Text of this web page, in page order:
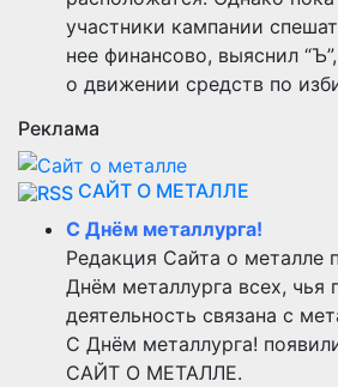
участники кампании
нее финансово, выяснил
о движении средств по
Реклама
САЙТ О МЕТАЛЛЕ
С Днём металлурга!
Редакция Сайта о металле
Днём металлурга всех, чья
деятельность связана с
С Днём металлурга!
САЙТ О МЕТАЛЛЕ.